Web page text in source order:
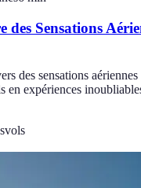
des Sensations
des sensations aériennes
en expériences
vols